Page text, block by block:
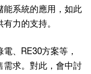
能系統的應用，如此
力的支持。
、RE30方案等，
需求。對此，會中討